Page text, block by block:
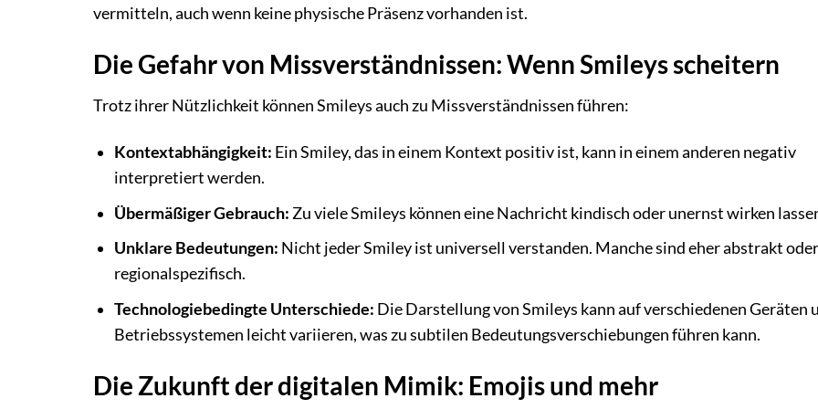
vermitteln, auch wenn keine physische Präsenz vorhanden ist.
Die Gefahr von Missverständnissen: Wenn Smileys scheitern
Trotz ihrer Nützlichkeit können Smileys auch zu Missverständnissen führen:
Kontextabhängigkeit: Ein Smiley, das in einem Kontext positiv ist, kann in einem anderen negativ
interpretiert werden.
Übermäßiger Gebrauch: Zu viele Smileys können eine Nachricht kindisch oder unernst wirken
Unklare Bedeutungen: Nicht jeder Smiley ist universell verstanden. Manche sind eher abstrakt oder
regionalspezifisch.
Technologiebedingte Unterschiede: Die Darstellung von Smileys kann auf verschiedenen Geräten
Betriebssystemen leicht variieren, was zu subtilen Bedeutungsverschiebungen führen kann.
Die Zukunft der digitalen Mimik: Emojis und mehr